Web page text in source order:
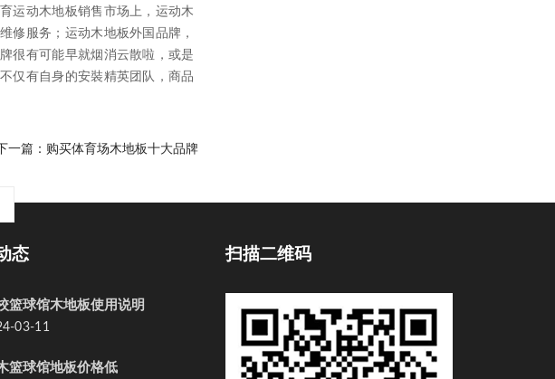
运动木地板销售市场上，运动木
修服务；运动木地板外国品牌，
很有可能早就烟消云散啦，或是
仅有自身的安裝精英团队，商品
下一篇： 购买体育场木地板十大品牌
态
篮球馆木地板使用说明
03-11
篮球馆地板价格低
扫描二维码